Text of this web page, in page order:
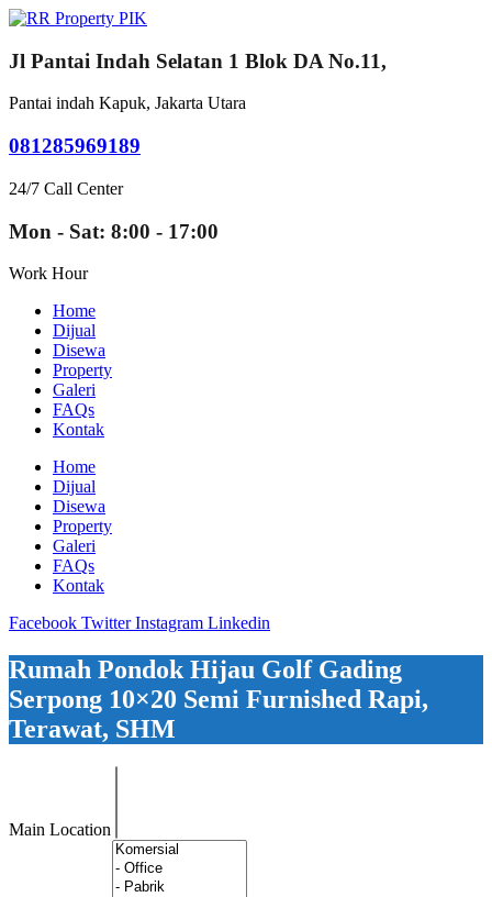
Jl Pantai Indah Selatan 1 Blok DA No.11,
Pantai indah Kapuk, Jakarta Utara
081285969189
24/7 Call Center
Mon - Sat: 8:00 - 17:00
Work Hour
Home
Dijual
Disewa
Property
Galeri
FAQs
Kontak
Home
Dijual
Disewa
Property
Galeri
FAQs
Kontak
Facebook Twitter Instagram Linkedin
Rumah Pondok Hijau Golf Gading
Serpong 10×20 Semi Furnished Rapi,
Terawat, SHM
Main Location